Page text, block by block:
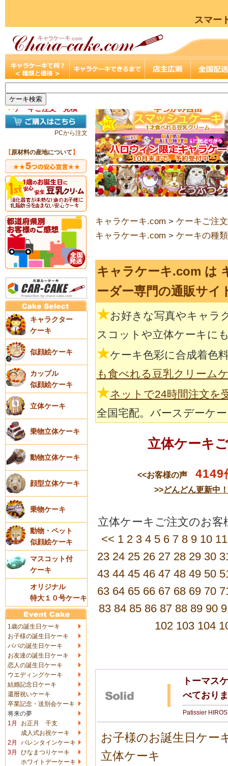
スマー
▼ケーキご注文・見積
PCから注文
【原材料の産地について 】
キャラクター
ケーキ
似顔絵ケーキ
カップル
似顔絵ケーキ
立体ケーキ
乗物立体ケーキ
動物立体ケーキ
顔型立体ケーキ
乗物ケーキ
動物・ペット
似顔絵ケーキ
マスコット付
ケーキ
オリジナル
特大１０号ケーキ
1歳の誕生日ケーキ
お子様の誕生日ケーキ
パパの誕生日ケーキ
お友達の誕生日ケーキ
恋人の誕生日ケーキ
ウエディングケーキ
結婚記念日ケーキ
還暦祝いケーキ
卒業記念・送別会ケーキ
将来の夢
1月
お正月 干支
成人式お祝ケーキ
2月
バレンタインケーキ
3月
ひなまつりケーキ
ホワイトデーケーキ
キャラケーキ.com > ケーキご注
キャラケーキ.com > ケーキの種
キャラケーキ.com は
ーダー専門の通販サイ
★お好きな写真やキャラ
スコットや立体ケーキに
★ケーキ色彩に合成着色
も食べれる豆乳クリーム
★ネットで24時間注文を
全国宅配。バースデーケ
立体ケーキ
<<お客様の声 4149
>>どんどん更新中
立体ケーキご注文のお
<< 1 2 3 4 5 6 7 8 9 10 11
23 24 25 26 27 28 29 30
43 44 45 46 47 48 49 50
63 64 65 66 67 68 69 70
83 84 85 86 87 88 89 90
102 103 104
トーマス
べており
Patissier
お子様のお誕生日ケー
立体ケーキ